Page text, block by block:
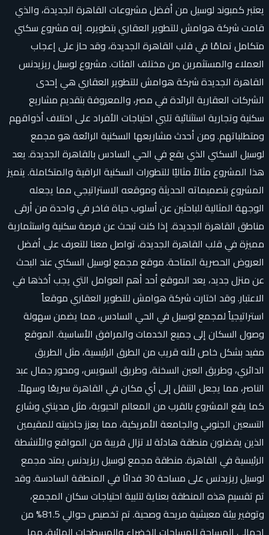
يعتبر كمبوند لوسيل من أفضل مشروعات القاهرة الجديدة، والذي
قامت شركة هوامش للتطوير العقاري بتطويره. إنه مشروع سكني
متكامل تمامًا في قلب القاهرة الجديدة، وقد حاز على إعجاب
العملاء والمستثمرين من مختلف الفئات. مشروع لوسيل ريزيدنس
القاهرة الجديدة شركة هوامش للتطوير العقاري هي إحدى
الشركات العقارية الرائدة في مصر، والمعروفة بتقديم مشاريع
سكنية وتجارية استثنائية تلبي احتياجات الأفراد على اختلاف أذواقهم
ومتطلباتهم. ومن أحدث مشاريعها السكنية الرائعة هو مجمع
لوسيل السكني الذي يقع في الحي السادس بالقاهرة الجديدة. يعد
هذا المشروع مثالاً مثاليًا للتطورات السكنية الراقية والمتكاملة. يتميز
المشروع بتصميماته الحديثة وموقعه الاستراتيجي مما يجعله
الوجهة المثالية للباحثين عن أسلوب حياة فاخر في واحدة من أرقى
مناطق القاهرة الجديدة. إذا كنت تبحث عن فرصة سكنية واستثمارية
مميزة في قلب القاهرة الجديدة، تواصل معنا للتعرف على أفضل
العروض الحصرية المتاحة. موقع مجمع لوسيل السكني عند البحث
عن منزل جديد، يعد الموقع أحد أهم العوامل التي يجب أخذها في
الاعتبار. وقد اختارت شركة هوامش للتطوير العقاري موقعاً
استراتيجياً لمجمع لوسيل في الحي السادس، مما يضمن سهولة
وصول السكان إلى جميع الخدمات والمرافق الأساسية. الموقع
مفيد بشكل خاص لأنه قريب من الطرق الرئيسية، مثل الطريق
الدائري، وطريق العين السخنة، وطريق السويس، ومحور جمال عبد
الناصر، مما يجعل التنقل إلى أي مكان في القاهرة سريعًا وسهلاً.
كما يقع المشروع بالقرب من المعالم الحيوية، مثل مدينتي وشارع
التسعين الجنوبي والجامعة الأمريكية، مما يعزز جاذبيته للمقيمين
الذين يفضلون منطقة هادئة لا تزال قريبة من المواقع والأنشطة
الرئيسية في القاهرة. منطقة مجمع لوسيل ريزيدنس يمتد مجمع
لوسيل ريزيدنس على مساحة 30 فدانًا في المنطقة السادسة. وقد
تم تقسيم هذه المنطقة بعناية لتلبية احتياجات سكان المجمع،
وتوفير بيئة معيشية مريحة وصحية. تم تخصيص حوالي 81.5% من